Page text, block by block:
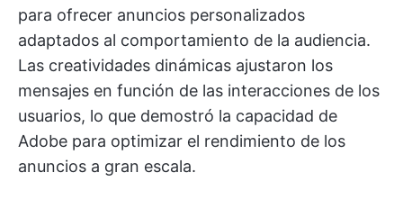
para ofrecer anuncios personalizados
adaptados al comportamiento de la audiencia.
Las creatividades dinámicas ajustaron los
mensajes en función de las interacciones de los
usuarios, lo que demostró la capacidad de
Adobe para optimizar el rendimiento de los
anuncios a gran escala.